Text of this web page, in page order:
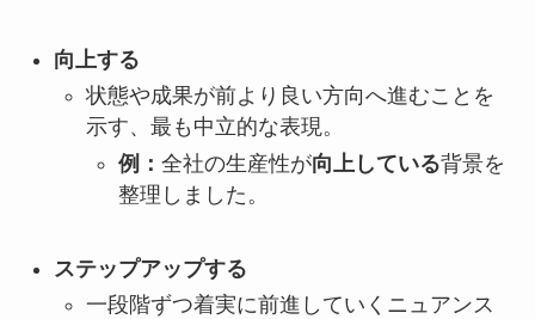
向上する
状態や成果が前より良い方向へ進むことを
示す、最も中立的な表現。
例： 全社の生産性が向上している背景を
整理しました。
ステップアップする
一段階ずつ着実に前進していくニュアンス